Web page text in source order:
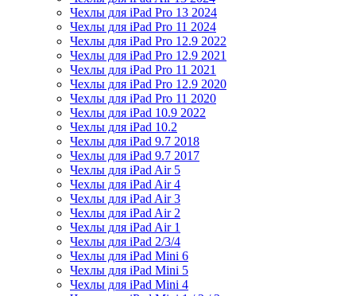
Чехлы для iPad Pro 13 2024
Чехлы для iPad Pro 11 2024
Чехлы для iPad Pro 12.9 2022
Чехлы для iPad Pro 12.9 2021
Чехлы для iPad Pro 11 2021
Чехлы для iPad Pro 12.9 2020
Чехлы для iPad Pro 11 2020
Чехлы для iPad 10.9 2022
Чехлы для iPad 10.2
Чехлы для iPad 9.7 2018
Чехлы для iPad 9.7 2017
Чехлы для iPad Air 5
Чехлы для iPad Air 4
Чехлы для iPad Air 3
Чехлы для iPad Air 2
Чехлы для iPad Air 1
Чехлы для iPad 2/3/4
Чехлы для iPad Mini 6
Чехлы для iPad Mini 5
Чехлы для iPad Mini 4